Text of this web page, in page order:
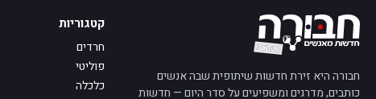
חבורה היא זירת חדשות שיתופית שבה אנשים
כותבים, מדרגים ומשפיעים על סדר היום — חדשות
קטגוריות
חרדים
פוליטי
כלכלה